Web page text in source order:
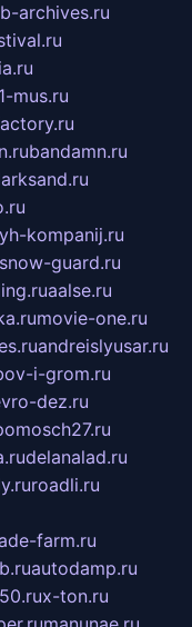
archives.ru
1-mus.ru
bandamn.ru
kompanij.ru
snow-guard.ru
aalse.ru
movie-one.ru
andreislyusar.ru
i-grom.ru
dez.ru
delanalad.ru
roadli.ru
farm.ru
autodamp.ru
x-ton.ru